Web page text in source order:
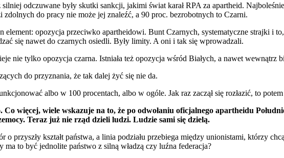
odczuwane były skutki sankcji, jakimi świat karał RPA za apartheid.
do pracy nie może jej znaleźć, a 90 proc. bezrobotnych to Czarni.
element: opozycja przeciwko apartheidowi. Bunt Czarnych, systematyczne strajki
się nawet do czarnych osiedli. Były limity. A oni i tak się wprowadzali.
nie tylko opozycja czarna. Istniała też opozycja wśród Białych, a nawet wewnątrz
do przyznania, że tak dalej żyć się nie da.
albo w 100 procentach, albo w ogóle. Jak raz zaczął się rozłazić, to potem
Co więcej, wiele wskazuje na to, że po odwołaniu oficjalnego apartheidu
Teraz już nie rząd dzieli ludzi. Ludzie sami się dzielą.
o przyszły kształt państwa, a linia podziału przebiega między unionistami, którzy
to być jednolite państwo z silną władzą czy luźna federacja?